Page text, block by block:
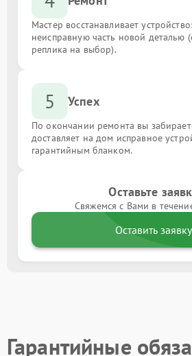
Мастер восстанавливает
неисправную часть новой деталью
реплика на выбор).
5 Успех
По окончании ремонта вы
доставляет на дом исправное
гарантийным бланком.
Оставьте
Свяжемся с Вами в
Оставить заявку
Гарантийные